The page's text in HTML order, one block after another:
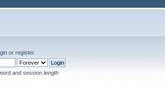
orregister.
and session length